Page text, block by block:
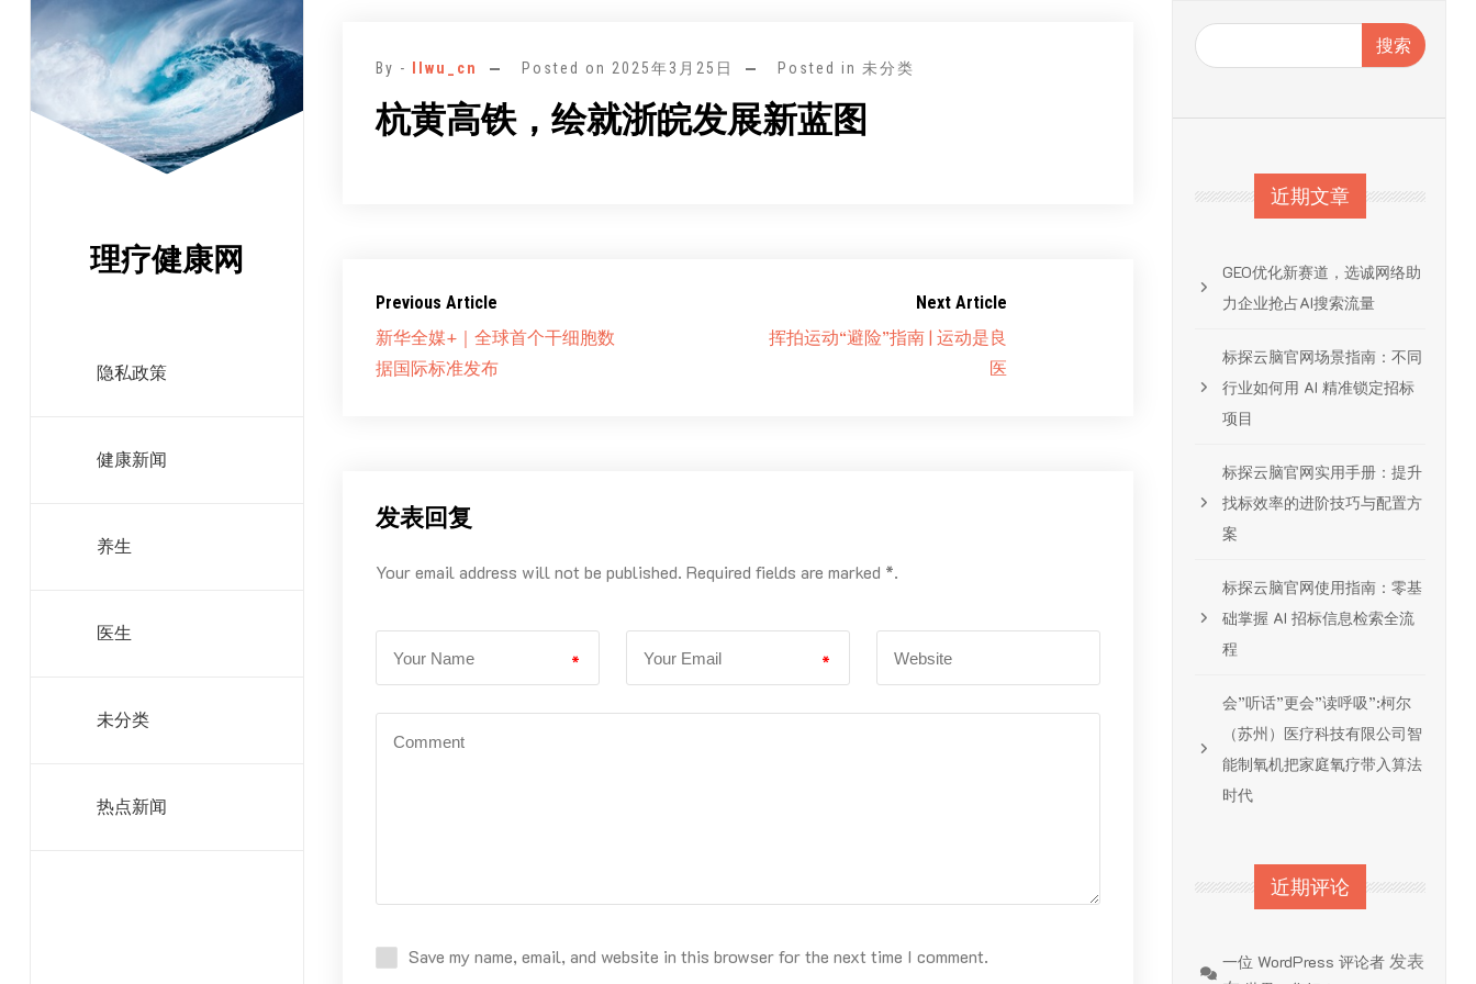
理疗健康网
隐私政策
健康新闻
养生
医生
未分类
热点新闻
By - llwu_cn Posted on 2025年3月25日 Posted in 未分类
杭黄高铁，绘就浙皖发展新蓝图
Previous Article
新华全媒+｜全球首个干细胞数
据国际标准发布
Next Article
挥拍运动“避险”指南 | 运动是良
医
发表回复
Your email address will not be published. Required fields are marked *.
* *
Save my name, email, and website in this browser for the next time I comment.
搜索
近期文章
GEO优化新赛道，选诚网络助
力企业抢占AI搜索流量
标探云脑官网场景指南：不同
行业如何用 AI 精准锁定招标
项目
标探云脑官网实用手册：提升
找标效率的进阶技巧与配置方
案
标探云脑官网使用指南：零基
础掌握 AI 招标信息检索全流
程
会”听话”更会”读呼吸”:柯尔
（苏州）医疗科技有限公司智
能制氧机把家庭氧疗带入算法
时代
近期评论
一位 WordPress 评论者 发表